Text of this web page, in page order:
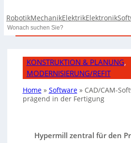
RobotikMechanikElektrikElektronik
Search
KONSTRUKTION & PLANUNG
MODERNISIERUNG/REFIT
Home» Software» CAD/CAM-
prägend in der Fertigung
Hypermill zentral für den